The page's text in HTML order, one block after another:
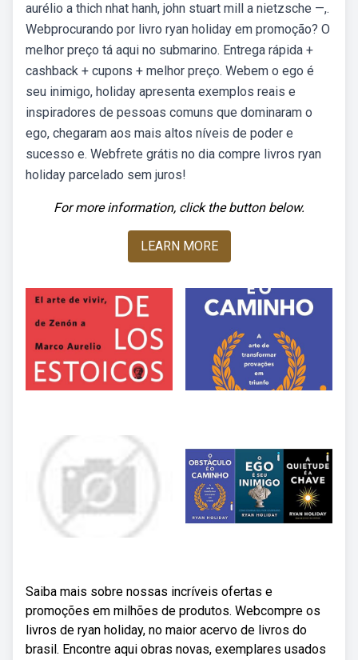
aurélio a thich nhat hanh, john stuart mill a nietzsche —,.
Webprocurando por livro ryan holiday em promoção? O
melhor preço tá aqui no submarino. Entrega rápida +
cashback + cupons + melhor preço. Webem o ego é
seu inimigo, holiday apresenta exemplos reais e
inspiradores de pessoas comuns que dominaram o
ego, chegaram aos mais altos níveis de poder e
sucesso e. Webfrete grátis no dia compre livros ryan
holiday parcelado sem juros!
For more information, click the button below.
LEARN MORE
Saiba mais sobre nossas incríveis ofertas e
promoções em milhões de produtos. Webcompre os
livros de ryan holiday, no maior acervo de livros do
brasil. Encontre aqui obras novas, exemplares usados